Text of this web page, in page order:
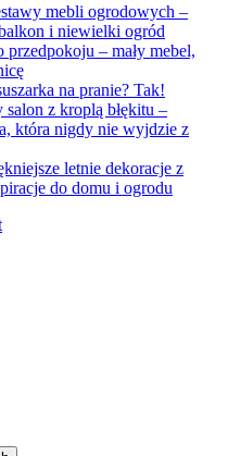
mebli ogrodowych –
i niewielki ogród
przedpokoju – mały mebel,
na pranie? Tak!
salon z kroplą błękitu –
która nigdy nie wyjdzie z
letnie dekoracje z
do domu i ogrodu